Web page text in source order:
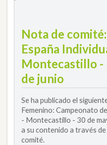
Nota de
España
Montecastillo -
de junio
Se ha publicado el
Femenino: Campeonato
- Montecastillo - 30 de
a su contenido a través
comité.